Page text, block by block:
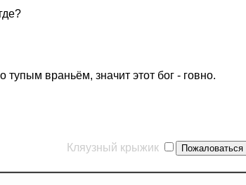
тупым враньём, значит этот бог - говно.
Кляузный крыжик